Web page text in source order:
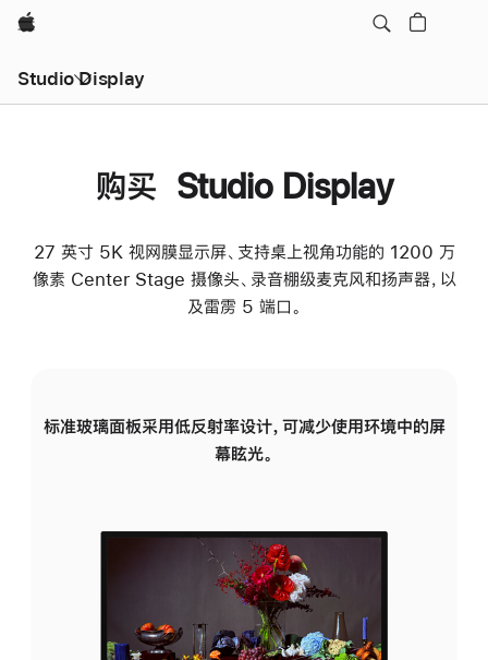
Apple
Studio Display
购买 Studio Display
27 英寸 5K 视网膜显示屏、支持桌上视角功能的 1200 万
像素 Center Stage 摄像头、录音棚级麦克风和扬声器，以
及雷雳 5 端口。
标准玻璃面板采用低反射率设计，可减少使用环境中的屏
幕眩光。